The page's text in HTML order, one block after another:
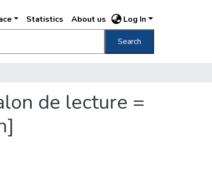
Statistics About us Log In
Search
de lecture =